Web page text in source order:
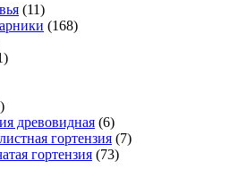
(11)
(168)
древовидная (6)
гортензия (7)
гортензия (73)